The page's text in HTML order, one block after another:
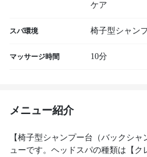
ケア
スパ環境 椅子型シャン
マッサージ時間 10分
メニュー紹介
【椅子型シャンプー台（バックシ
ューです。ヘッドスパの種類は【ク